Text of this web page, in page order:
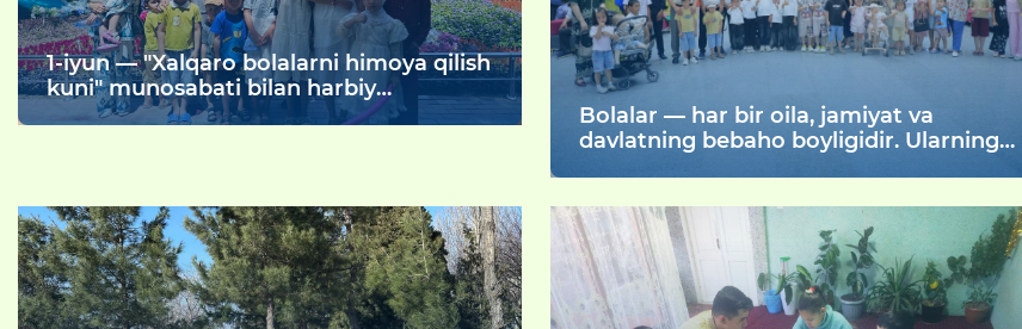
1-iyun — "Xalqaro bolalarni himoya qilish
kuni" munosabati bilan harbiy
xizmatchilarning farzandlari uchun
Bolalar — har bir oila, jamiyat va
davlatning bebaho boyligidir. Ularning
hisoblanadi. Shu bois dunyoning ko‘plab
davlatlarida 1-iyun sanasi Xalqaro
bolalarni himoya qilish kuni sifatida keng
nishonlanadi